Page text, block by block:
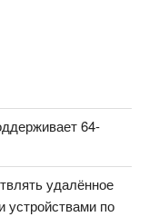
64-
удалённое
устройствами по